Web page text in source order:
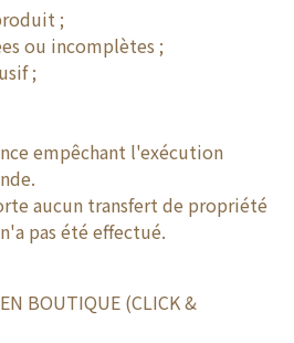
;
ou incomplètes ;
;
empêchant l'exécution
aucun transfert de propriété
pas été effectué.
BOUTIQUE (CLICK &